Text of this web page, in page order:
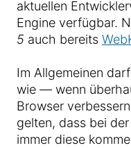
aktuellen
Engine verfügbar.
5 auch bereits
Im Allgemeinen
wie — wenn
Browser
gelten, dass bei
immer diese